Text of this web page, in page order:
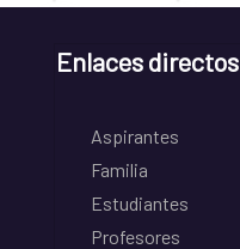
Enlaces directos
Aspirantes
Familia
Estudiantes
Profesores